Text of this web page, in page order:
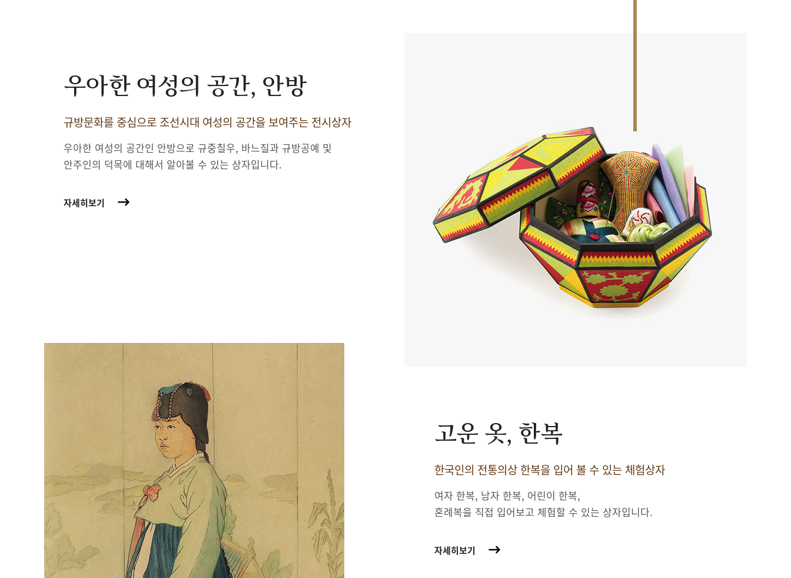
우아한 여성의 공간, 안방
규방문화를 중심으로 조선시대 여성의 공간을 보여주는 전시상자
우아한 여성의 공간인 안방으로 규중칠우, 바느질과 규방공예 및
안주인의 덕목에 대해서 알아볼 수 있는 상자입니다.
자세히보기
고운 옷, 한복
한국인의 전통의상 한복을 입어 볼 수 있는 체험상자
여자 한복, 남자 한복, 어린이 한복,
혼례복을 직접 입어보고 체험할 수 있는 상자입니다.
자세히보기